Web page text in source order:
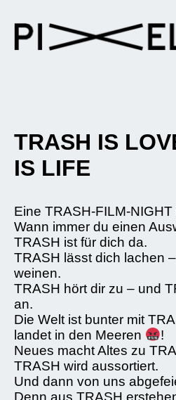
TRASH IS
IS LIFE
Eine TRASH-FILM-NIGHT
Wann immer du einen
TRASH ist für dich da.
TRASH lässt dich lachen
weinen.
TRASH hört dir zu – und
an.
Die Welt ist bunter mit
landet in den Meeren
!
Neues macht Altes zu
TRASH wird aussortiert.
Und dann von uns
Denn aus TRASH